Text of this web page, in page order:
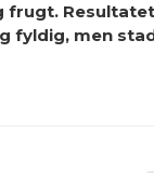
men